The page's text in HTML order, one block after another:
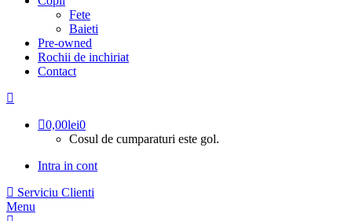
Fete
Baieti
Pre-owned
Rochii de inchiriat
Contact
0,00lei0
Cosul de cumparaturi este gol.
Intra in cont
Serviciu Clienti
Menu